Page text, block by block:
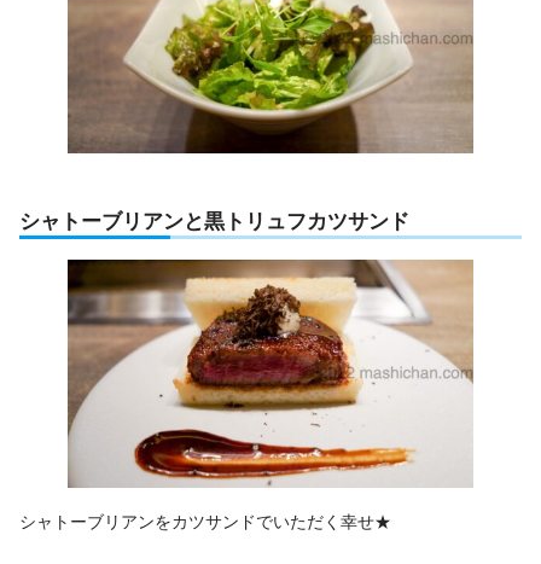
シャトーブリアンと黒トリュフカツサンド
シャトーブリアンをカツサンドでいただく幸せ★